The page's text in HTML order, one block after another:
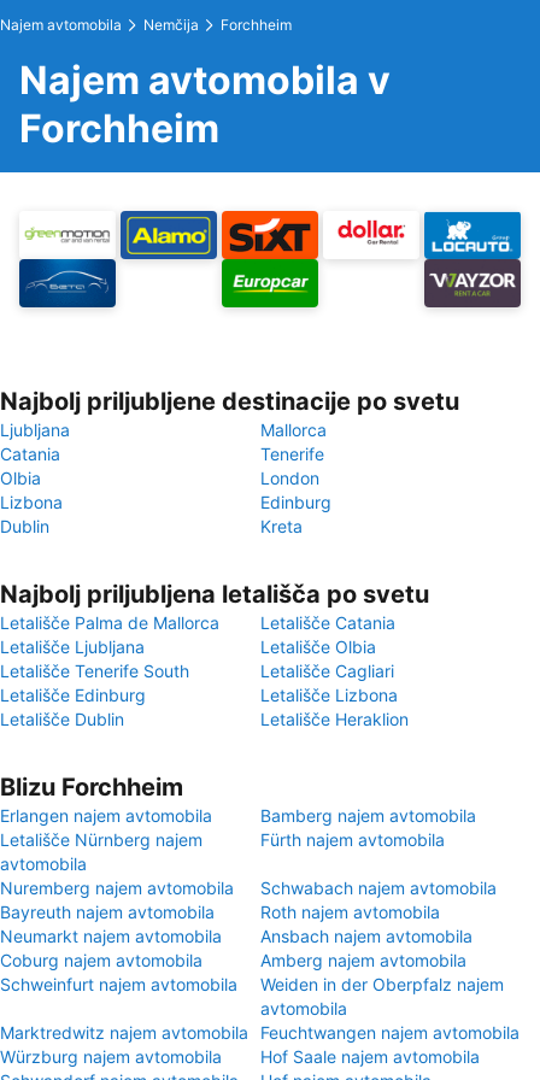
Najem avtomobila Nemčija Forchheim
Najem avtomobila v
Forchheim
Najbolj priljubljene destinacije po svetu
Ljubljana
Mallorca
Catania
Tenerife
Olbia
London
Lizbona
Edinburg
Dublin
Kreta
Najbolj priljubljena letališča po svetu
Letališče Palma de Mallorca
Letališče Catania
Letališče Ljubljana
Letališče Olbia
Letališče Tenerife South
Letališče Cagliari
Letališče Edinburg
Letališče Lizbona
Letališče Dublin
Letališče Heraklion
Blizu Forchheim
Erlangen najem avtomobila
Bamberg najem avtomobila
Letališče Nürnberg najem
avtomobila
Fürth najem avtomobila
Nuremberg najem avtomobila
Schwabach najem avtomobila
Bayreuth najem avtomobila
Roth najem avtomobila
Neumarkt najem avtomobila
Ansbach najem avtomobila
Coburg najem avtomobila
Amberg najem avtomobila
Schweinfurt najem avtomobila
Weiden in der Oberpfalz najem
avtomobila
Marktredwitz najem avtomobila
Feuchtwangen najem avtomobila
Würzburg najem avtomobila
Hof Saale najem avtomobila